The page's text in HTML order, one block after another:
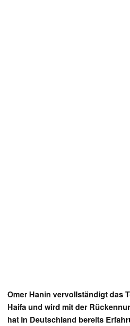
Omer Hanin vervollständigt das
Haifa und wird mit der
hat in Deutschland bereits